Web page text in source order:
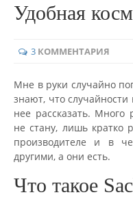
Удобная
3 КОММЕНТАРИЯ
Мне в руки случайно
знают, что
нее рассказать. Много
не стану, лишь кратко
производителе и в
другими, а они есть.
Что такое